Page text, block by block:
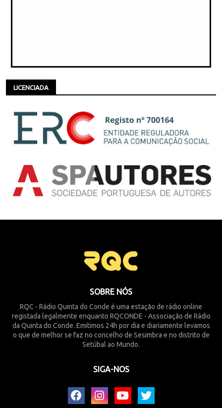
LICENCIADA
SOBRE NÓS
RQC - Rádio Quinta do Conde é uma estação de rádio online
registada legalmente enquanto RQCONDE - Associação de Rádio
da Quinta do Conde. Emitimos 24h por dia e diariamente levamos
o que de melhor se faz no concelho de Sesimbra e no distrito de
Setúbal ao Mundo.
SIGA-NOS